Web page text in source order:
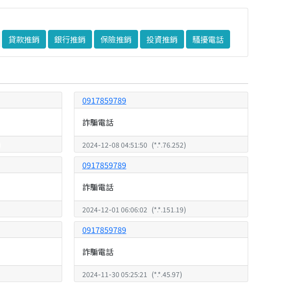
貸款推銷 銀行推銷 保險推銷 投資推銷 騷擾電話
0917859789
詐騙電話
2024-12-08 04:51:50 (*.*.76.252)
0917859789
詐騙電話
2024-12-01 06:06:02 (*.*.151.19)
0917859789
詐騙電話
2024-11-30 05:25:21 (*.*.45.97)